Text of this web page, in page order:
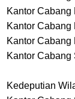
Kantor Cabang
Kantor Cabang
Kantor Cabang
Kantor Cabang
Kedeputian